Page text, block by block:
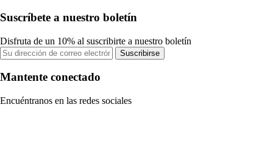
Suscríbete a nuestro boletín
Disfruta de un 10% al suscribirte a nuestro boletín
Suscribirse
Mantente conectado
Encuéntranos en las redes sociales